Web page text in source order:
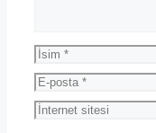
İsim
E-
posta
İnternet
sitesi